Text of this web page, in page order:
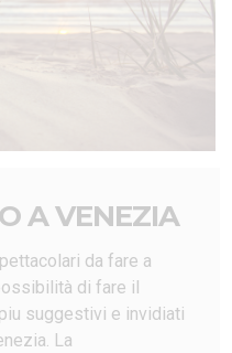
A VENEZIA
da fare a
di fare il
suggestivi e invidiati
La